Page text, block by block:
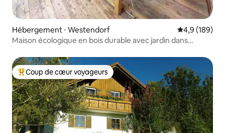
Hébergement ⋅ Westendorf Évaluation
4,9 (189)
Maison écologique en bois durable avec jardin dans
Coups de cœur voyageurs les plus appréciés
Coup de cœur voyageurs